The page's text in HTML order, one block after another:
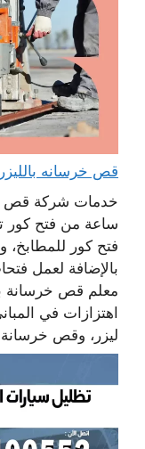
قص خرسانه بالليزر الكويت
ساعة من فتح كور
فتح كور للمطابخ،
بالإضافة لعمل
معلم قص خرسانة
اهتزازات في
ليزر، وقص